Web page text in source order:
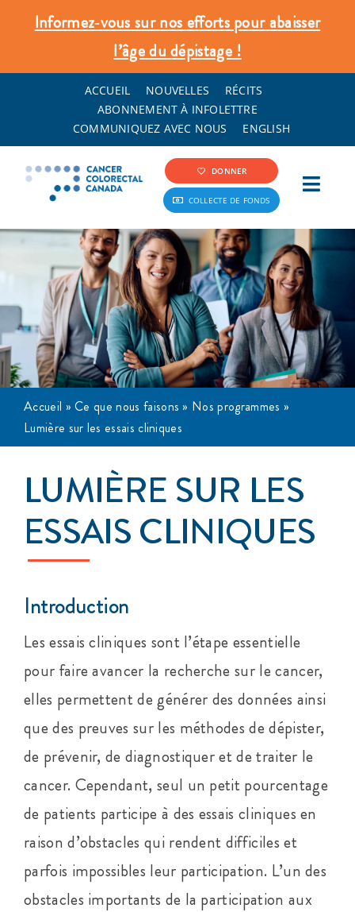
content
Informez‑vous sur nos efforts pour abaisser
l’âge du dépistage !
ACCUEIL NOUVELLES
RÉCITS
ABONNEMENT À INFOLETTRE
COMMUNIQUEZ AVEC NOUS
ENGLISH
DONNER
COLLECTE DE FONDS
Info Cancer Colorectal
Dépistage et prévention
Ce que nous faisons
Événements
S’impliquer
Cancer de l’anus
À propos
Accueil »Ce que nous faisons » Nos programmes »
Lumière sur les essais cliniques
LUMIÈRE SUR LES
ESSAIS CLINIQUES
Introduction
Les essais cliniques sont l’étape essentielle
pour faire avancer la recherche sur le cancer,
elles permettent de générer des données ainsi
que des preuves sur les méthodes de dépister,
de prévenir, de diagnostiquer et de traiter le
cancer. Cependant, seul un petit pourcentage
de patients participe à des essais cliniques en
raison d’obstacles qui rendent difficiles et
parfois impossibles leur participation. L’un des
obstacles importants de la participation aux